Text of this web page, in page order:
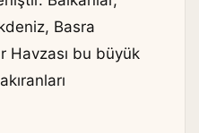
Basra
Havzası bu büyük